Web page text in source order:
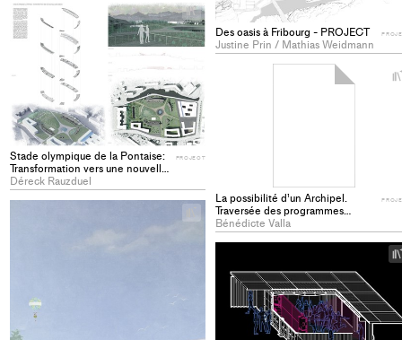
Des oasis à Fribourg - PROJECT
Justine Prin / Mathias Weidmann
Stade olympique de la Pontaise:
Transformation vers une nouvelle
oasis urbaine - PROJECT
Déreck Rauzduel
PROJECT
+
Add
project
La possibilité d’un Archipel.
Traversée des programmes
incertains - PROJECT
Bénédicte Valla
+
project
collections
+